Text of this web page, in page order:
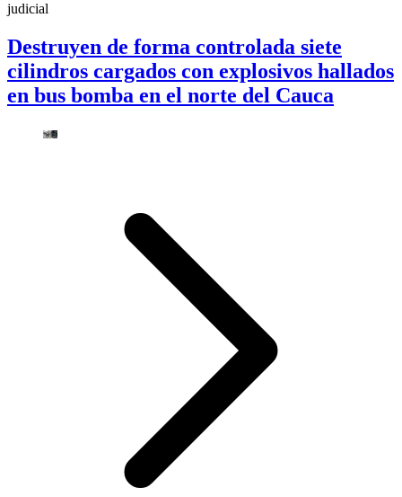
judicial
Destruyen de forma controlada siete
cilindros cargados con explosivos hallados
en bus bomba en el norte del Cauca